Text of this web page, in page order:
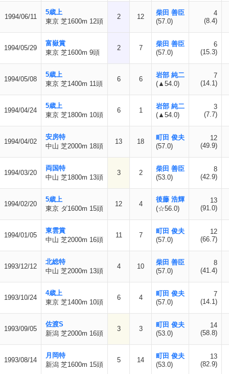
1994/06/11
5歳上
東京 芝1600m 12頭
2 12
柴田 善臣
(57.0)
4
(8.4)
1994/05/29
富嶽賞
東京 芝1600m 9頭
2 7
柴田 善臣
(57.0)
6
(15.3)
1994/05/08
5歳上
東京 芝1400m 11頭
6 6
岩部 純二
(▲54.0)
7
(14.1)
1994/04/24
5歳上
東京 芝1800m 10頭
6 1
岩部 純二
(▲54.0)
3
(7.7)
1994/04/02
安房特
中山 芝2000m 18頭
13 18
町田 俊夫
(57.0)
12
(49.9)
1994/03/20
両国特
中山 芝1800m 13頭
3 2
柴田 善臣
(53.0)
8
(42.9)
1994/02/20
5歳上
東京 ダ1600m 15頭
12 4
後藤 浩輝
(☆56.0)
13
(91.0)
1994/01/05
東雲賞
中山 芝2000m 16頭
11 7
町田 俊夫
(57.0)
12
(66.7)
1993/12/12
北総特
中山 芝2000m 13頭
4 10
柴田 善臣
(57.0)
8
(41.4)
1993/10/24
4歳上
東京 芝1400m 10頭
6 4
町田 俊夫
(57.0)
7
(14.1)
1993/09/05
佐渡S
新潟 芝2000m 16頭
3 3
町田 俊夫
(53.0)
14
(58.8)
1993/08/14
月岡特
新潟 芝1600m 15頭
5 14
町田 俊夫
(53.0)
13
(82.9)